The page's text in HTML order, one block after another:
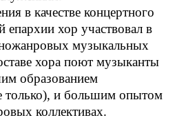
в качестве концертного
епархии хор участвовал в
музыкальных
хора поют музыканты
образованием
только), и большим опытом
коллективах.